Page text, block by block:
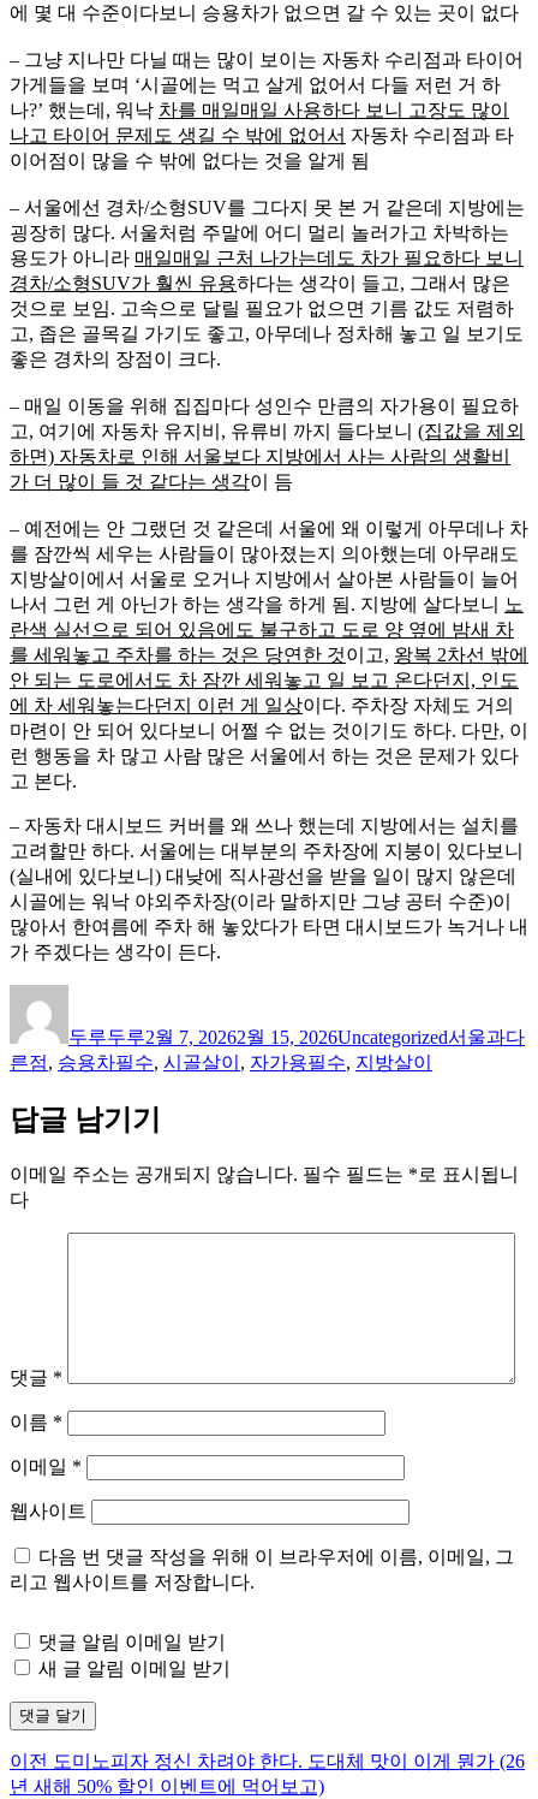
에 몇 대 수준이다보니 승용차가 없으면 갈 수 있는 곳이 없다
– 그냥 지나만 다닐 때는 많이 보이는 자동차 수리점과 타이어
가게들을 보며 ‘시골에는 먹고 살게 없어서 다들 저런 거 하
나?’ 했는데, 워낙 차를 매일매일 사용하다 보니 고장도 많이
나고 타이어 문제도 생길 수 밖에 없어서 자동차 수리점과 타
이어점이 많을 수 밖에 없다는 것을 알게 됨
– 서울에선 경차/소형SUV를 그다지 못 본 거 같은데 지방에는
굉장히 많다. 서울처럼 주말에 어디 멀리 놀러가고 차박하는
용도가 아니라 매일매일 근처 나가는데도 차가 필요하다 보니
경차/소형SUV가 훨씬 유용하다는 생각이 들고, 그래서 많은
것으로 보임. 고속으로 달릴 필요가 없으면 기름 값도 저렴하
고, 좁은 골목길 가기도 좋고, 아무데나 정차해 놓고 일 보기도
좋은 경차의 장점이 크다.
– 매일 이동을 위해 집집마다 성인수 만큼의 자가용이 필요하
고, 여기에 자동차 유지비, 유류비 까지 들다보니 (집값을 제외
하면) 자동차로 인해 서울보다 지방에서 사는 사람의 생활비
가 더 많이 들 것 같다는 생각이 듬
– 예전에는 안 그랬던 것 같은데 서울에 왜 이렇게 아무데나 차
를 잠깐씩 세우는 사람들이 많아졌는지 의아했는데 아무래도
지방살이에서 서울로 오거나 지방에서 살아본 사람들이 늘어
나서 그런 게 아닌가 하는 생각을 하게 됨. 지방에 살다보니
노
란색 실선으로 되어 있음에도 불구하고 도로 양 옆에 밤새 차
를 세워놓고 주차를 하는 것은 당연한 것이고, 왕복 2차선 밖에
안 되는 도로에서도 차 잠깐 세워놓고 일 보고 온다던지, 인도
에 차 세워놓는다던지 이런 게 일상이다. 주차장 자체도 거의
마련이 안 되어 있다보니 어쩔 수 없는 것이기도 하다. 다만, 이
런 행동을 차 많고 사람 많은 서울에서 하는 것은 문제가 있다
고 본다.
– 자동차 대시보드 커버를 왜 쓰나 했는데 지방에서는 설치를
고려할만 하다. 서울에는 대부분의 주차장에 지붕이 있다보니
(실내에 있다보니) 대낮에 직사광선을 받을 일이 많지 않은데
시골에는 워낙 야외주차장(이라 말하지만 그냥 공터 수준)이
많아서 한여름에 주차 해 놓았다가 타면 대시보드가 녹거나 내
가 주겠다는 생각이 든다.
이
두루두루일
자
2월 7, 20262월 15, 2026고
리
Uncategorized서울과다
른점, 승용차필수, 시골살이 , 자가용필수, 지방살이
답글 남기기
이메일 주소는 공개되지 않습니다. 필수 필드는 *로 표시됩니
다
댓글 *
이름 *
이메일 *
웹사이트
다음 번 댓글 작성을 위해 이 브라우저에 이름, 이메일, 그
리고 웹사이트를 저장합니다.
댓글 알림 이메일 받기
새 글 알림 이메일 받기
글
이전 이
전
도미노피자 정신 차려야 한다. 도대체 맛이 이게 뭔가 (26
년 새해 50% 할인 이벤트에 먹어보고)